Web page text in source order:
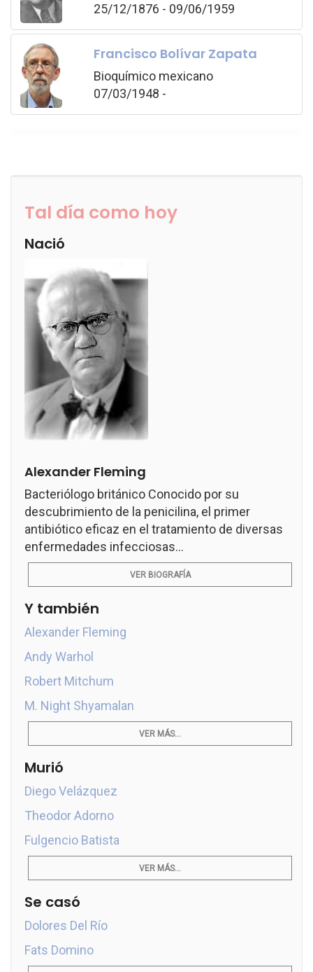
25/12/1876 - 09/06/1959
Francisco Bolívar Zapata
Bioquímico mexicano
07/03/1948 -
Tal día como hoy
Nació
Alexander Fleming
Bacteriólogo británico Conocido por su
descubrimiento de la penicilina, el primer
antibiótico eficaz en el tratamiento de diversas
enfermedades infecciosas...
VER BIOGRAFÍA
Y también
Alexander Fleming
Andy Warhol
Robert Mitchum
M. Night Shyamalan
VER MÁS...
Murió
Diego Velázquez
Theodor Adorno
Fulgencio Batista
VER MÁS...
Se casó
Dolores Del Río
Fats Domino